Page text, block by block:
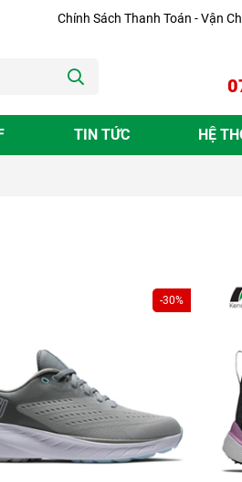
Chính Sách Thanh Toán - Vận
TIN TỨC HỆ
-30%